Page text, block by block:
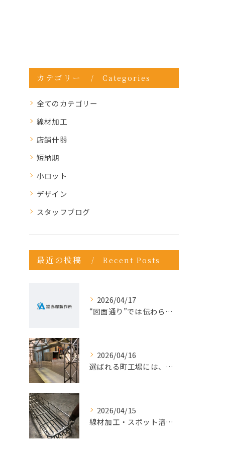
カテゴリー Categories
全てのカテゴリー
線材加工
店舗什器
短納期
小ロット
デザイン
スタッフブログ
最近の投稿 Recent Posts
2026/04/17
“図面通り”では伝わらない仕事が増えている理由
2026/04/16
選ばれる町工場には、理由がある。今こそ“依頼先の見直し”を。
2026/04/15
線材加工・スポット溶接ならお任せ